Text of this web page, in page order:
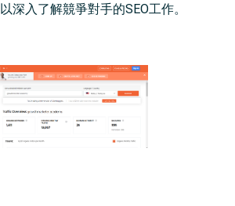
深入了解競爭對手的SEO工作。